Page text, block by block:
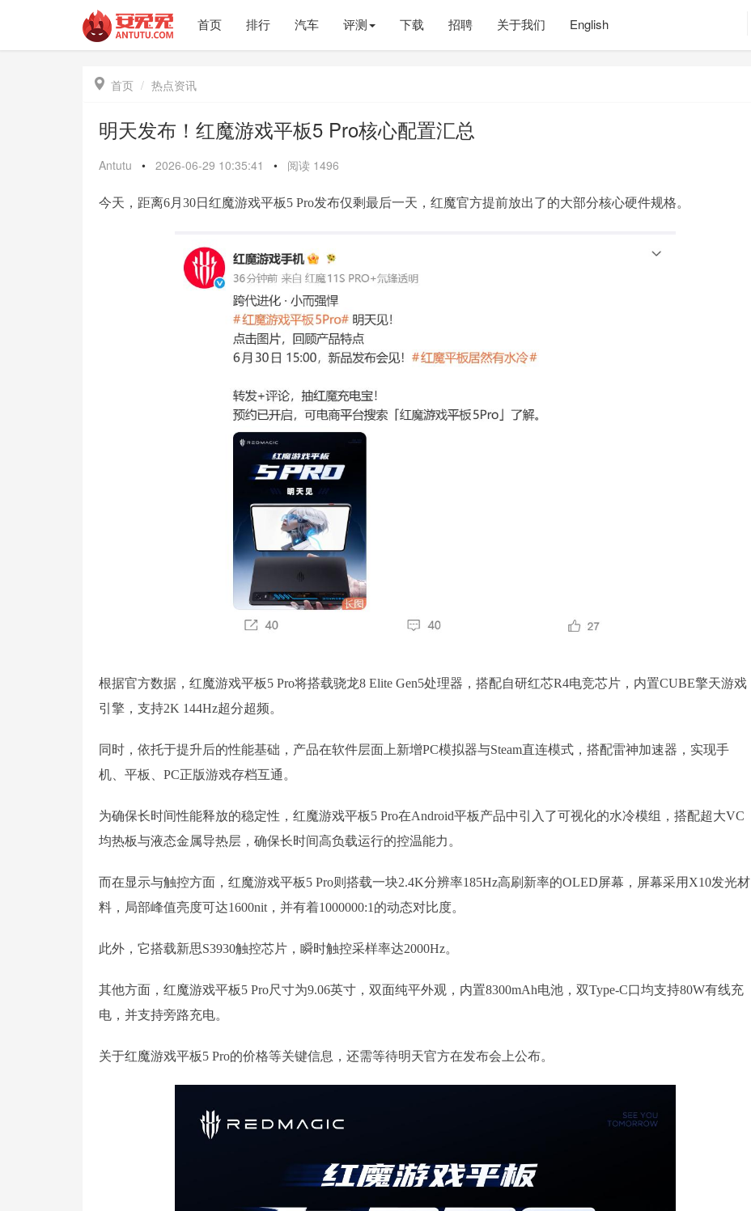
首页 排行 汽车 评测 下载 招聘 关于我们 English
 首页 热点资讯
明天发布！红魔游戏平板5 Pro核心配置汇总
Antutu • 2026-06-29 10:35:41 • 阅读 1496
今天，距离6月30日红魔游戏平板5 Pro发布仅剩最后一天，红魔官方提前放出了的大部分核心硬件规格。
根据官方数据，红魔游戏平板5 Pro将搭载骁龙8 Elite Gen5处理器，搭配自研红芯R4电竞芯片，内置CUBE擎天游戏
引擎，支持2K 144Hz超分超频。
同时，依托于提升后的性能基础，产品在软件层面上新增PC模拟器与Steam直连模式，搭配雷神加速器，实现手
机、平板、PC正版游戏存档互通。
为确保长时间性能释放的稳定性，红魔游戏平板5 Pro在Android平板产品中引入了可视化的水冷模组，搭配超大VC
均热板与液态金属导热层，确保长时间高负载运行的控温能力。
而在显示与触控方面，红魔游戏平板5 Pro则搭载一块2.4K分辨率185Hz高刷新率的OLED屏幕，屏幕采用X10发光材
料，局部峰值亮度可达1600nit，并有着1000000:1的动态对比度。
此外，它搭载新思S3930触控芯片，瞬时触控采样率达2000Hz。
其他方面，红魔游戏平板5 Pro尺寸为9.06英寸，双面纯平外观，内置8300mAh电池，双Type-C口均支持80W有线充
电，并支持旁路充电。
关于红魔游戏平板5 Pro的价格等关键信息，还需等待明天官方在发布会上公布。